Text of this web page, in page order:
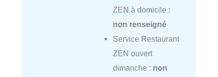
ZEN à domicile :
non renseigné
Service Restaurant
ZEN ouvert
dimanche : non